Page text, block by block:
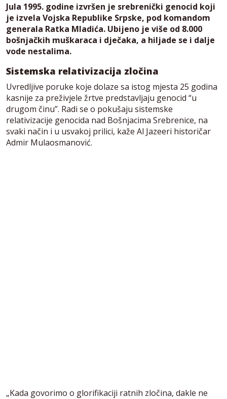
Jula 1995. godine izvršen je srebrenički genocid koji
je izvela Vojska Republike Srpske, pod komandom
generala Ratka Mladića. Ubijeno je više od 8.000
bošnjačkih muškaraca i dječaka, a hiljade se i dalje
vode nestalima.
Sistemska relativizacija zločina
Uvredljive poruke koje dolaze sa istog mjesta 25 godina
kasnije za preživjele žrtve predstavljaju genocid “u
drugom činu”. Radi se o pokušaju sistemske
relativizacije genocida nad Bošnjacima Srebrenice, na
svaki način i u usvakoj prilici, kaže Al Jazeeri historičar
Admir Mulaosmanović.
„Kada govorimo o glorifikaciji ratnih zločina, dakle ne